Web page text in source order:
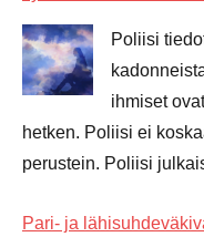
Poliisi
ihmiset
hetken. Poliisi ei
perustein. Poliisi
Pari- ja